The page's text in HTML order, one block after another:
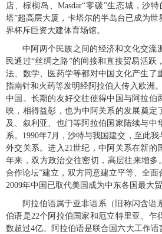
店、棕榈岛、Masdar“零碳”生态城，沙特
塔”超高层大厦，卡塔尔的半岛台已成为世
界杯斥巨资大建体育场馆。
中阿两个民族之间的经济和文化交流
民通过“丝绸之路”的间接和直接贸易活跃
法、数学、医药学等都对中国文化产生了
指南针和火药等发明经阿拉伯人传入欧洲
中国。长期的友好交往使得中国与阿拉伯
映，相得益彰，也为中阿关系的发展奠定
及、叙利亚、也门等阿拉伯国家陆续与中
系。 1990年7月，沙特与我国建交，至此
外交关系。进入21世纪，中阿关系在新的
年来，双方政治交往密切，高层往来增多
合作论坛”建立，双方同意建立平等、全
2009年中国已取代美国成为中东各国最大贸
阿拉伯语属于亚非语系（旧称闪含语
伯语是22个阿拉伯国家和厄立特里亚、乍
数超过4亿。阿拉伯语是联合国六大工作语